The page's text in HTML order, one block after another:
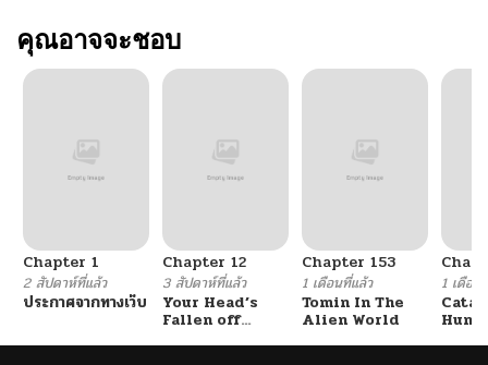
ตอนที่ 91
ตอนที่ 87 10/06/2024
คุณอาจจะชอบ
Chapter 1
2 สัปดาห์ที่แล้ว
ประกาศจากทางเว็บ
Chapter 12
3 สัปดาห์ที่แล้ว
Your Head’s
Fallen off
Chapter 153
1 เดือนที่แล้ว
Tomin In The
Alien World
1 เดือน